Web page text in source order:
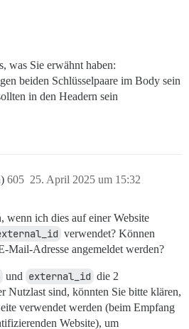
was Sie erwähnt haben:
beiden Schlüsselpaare im Body sein
in den Headern sein
25. April 2025 um 15:32
605
wenn ich dies auf einer Website
verwendet? Können
Mail-Adresse angemeldet werden?
und external_id die 2
Nutzlast sind, könnten Sie bitte klären,
verwendet werden (beim Empfang
Website), um